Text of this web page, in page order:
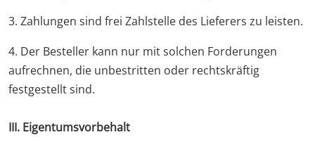
3. Zahlungen sind frei Zahlstelle des Lieferers zu leisten.
4. Der Besteller kann nur mit solchen Forderungen
aufrechnen, die unbestritten oder rechtskräftig
festgestellt sind.
III. Eigentumsvorbehalt